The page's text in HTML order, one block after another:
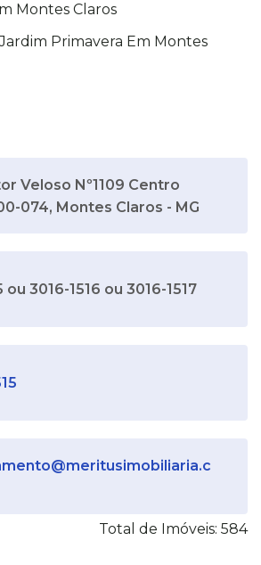
Montes Claros
Primavera Em Montes
Veloso Nº1109 Centro
074, Montes Claros - MG
ou 3016-1516 ou 3016-1517
Total de Imóveis: 584